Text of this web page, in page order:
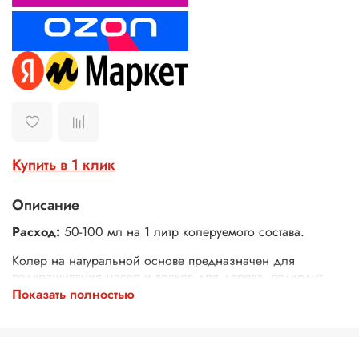
Купить в 1 клик
Описание
Расход: 50-100 мл на 1 литр колеруемого состава.
Колер на натуральной основе предназначен для
подкрашивания масел и восков для дерева, подходит
для внутренних и наружных работ. Насыщенность цвета
Показать полностью